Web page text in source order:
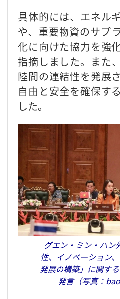
具体的には、エネル
や、重要物資のサプ
化に向けた協力を強
指摘しました。また
陸間の連結性を発展
自由と安全を確保す
した。
グエン・ミン・ハン
性、イノベーション
発展の構築」に関す
発言（写真：